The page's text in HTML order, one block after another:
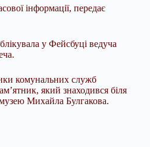
інформації, передає
у Фейсбуці ведуча
комунальних служб
який знаходився біля
Михайла Булгакова.